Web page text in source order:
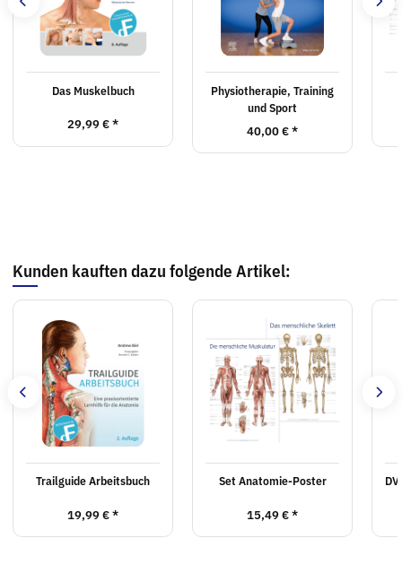
Das Muskelbuch
29,99 €*
Physiotherapie, Training
und Sport
40,00 €*
Kunden kauften dazu folgende Artikel:
Trailguide Arbeitsbuch
19,99 €*
Set Anatomie-Poster
15,49 €*